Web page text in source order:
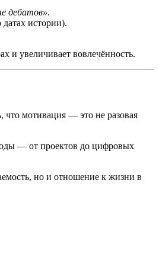
дебатов».
истории).
и увеличивает вовлечённость.
что мотивация — это не разовая
— от проектов до цифровых
но и отношение к жизни в